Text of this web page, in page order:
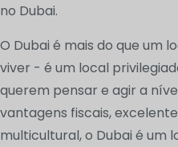
no Dubai.
O Dubai é mais do que um
viver - é um local
querem pensar e agir a
vantagens fiscais,
multicultural, o Dubai é um